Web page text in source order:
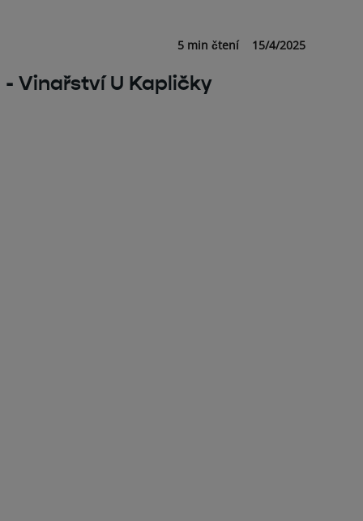
5 min čtení 15/4/2025
Vinařství U Kapličky